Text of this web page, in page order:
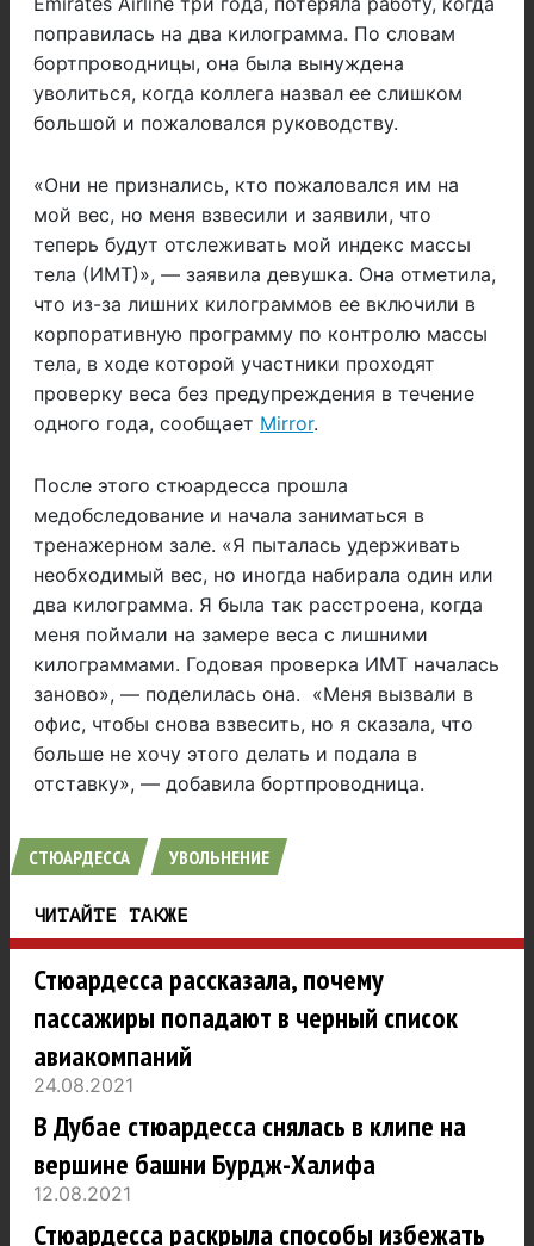
поправилась на два килограмма. По словам
бортпроводницы, она была вынуждена
уволиться, когда коллега назвал ее слишком
большой и пожаловался руководству.
«Они не признались, кто пожаловался им на
мой вес, но меня взвесили и заявили, что
теперь будут отслеживать мой индекс массы
тела (ИМТ)», — заявила девушка. Она отметила,
что из-за лишних килограммов ее включили в
корпоративную программу по контролю массы
тела, в ходе которой участники проходят
проверку веса без предупреждения в течение
одного года, сообщает Mirror.
После этого стюардесса прошла
медобследование и начала заниматься в
тренажерном зале. «Я пыталась удерживать
необходимый вес, но иногда набирала один или
два килограмма. Я была так расстроена, когда
меня поймали на замере веса с лишними
килограммами. Годовая проверка ИМТ началась
заново», — поделилась она. «Меня вызвали в
офис, чтобы снова взвесить, но я сказала, что
больше не хочу этого делать и подала в
отставку», — добавила бортпроводница.
СТЮАРДЕССА УВОЛЬНЕНИЕ
ЧИТАЙТЕ ТАКЖЕ
Стюардесса рассказала, почему
пассажиры попадают в черный список
авиакомпаний
24.08.2021
В Дубае стюардесса снялась в клипе на
вершине башни Бурдж-Халифа
12.08.2021
Стюардесса раскрыла способы избежать